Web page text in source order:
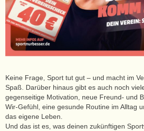
Keine Frage, Sport tut gut – und macht im
Spaß. Darüber hinaus gibt es auch noch
gegenseitige Motivation, neue Freund- und
Wir-Gefühl, eine gesunde Routine im Alltag
das eigene Leben.
Und das ist es, was deinen zukünftigen